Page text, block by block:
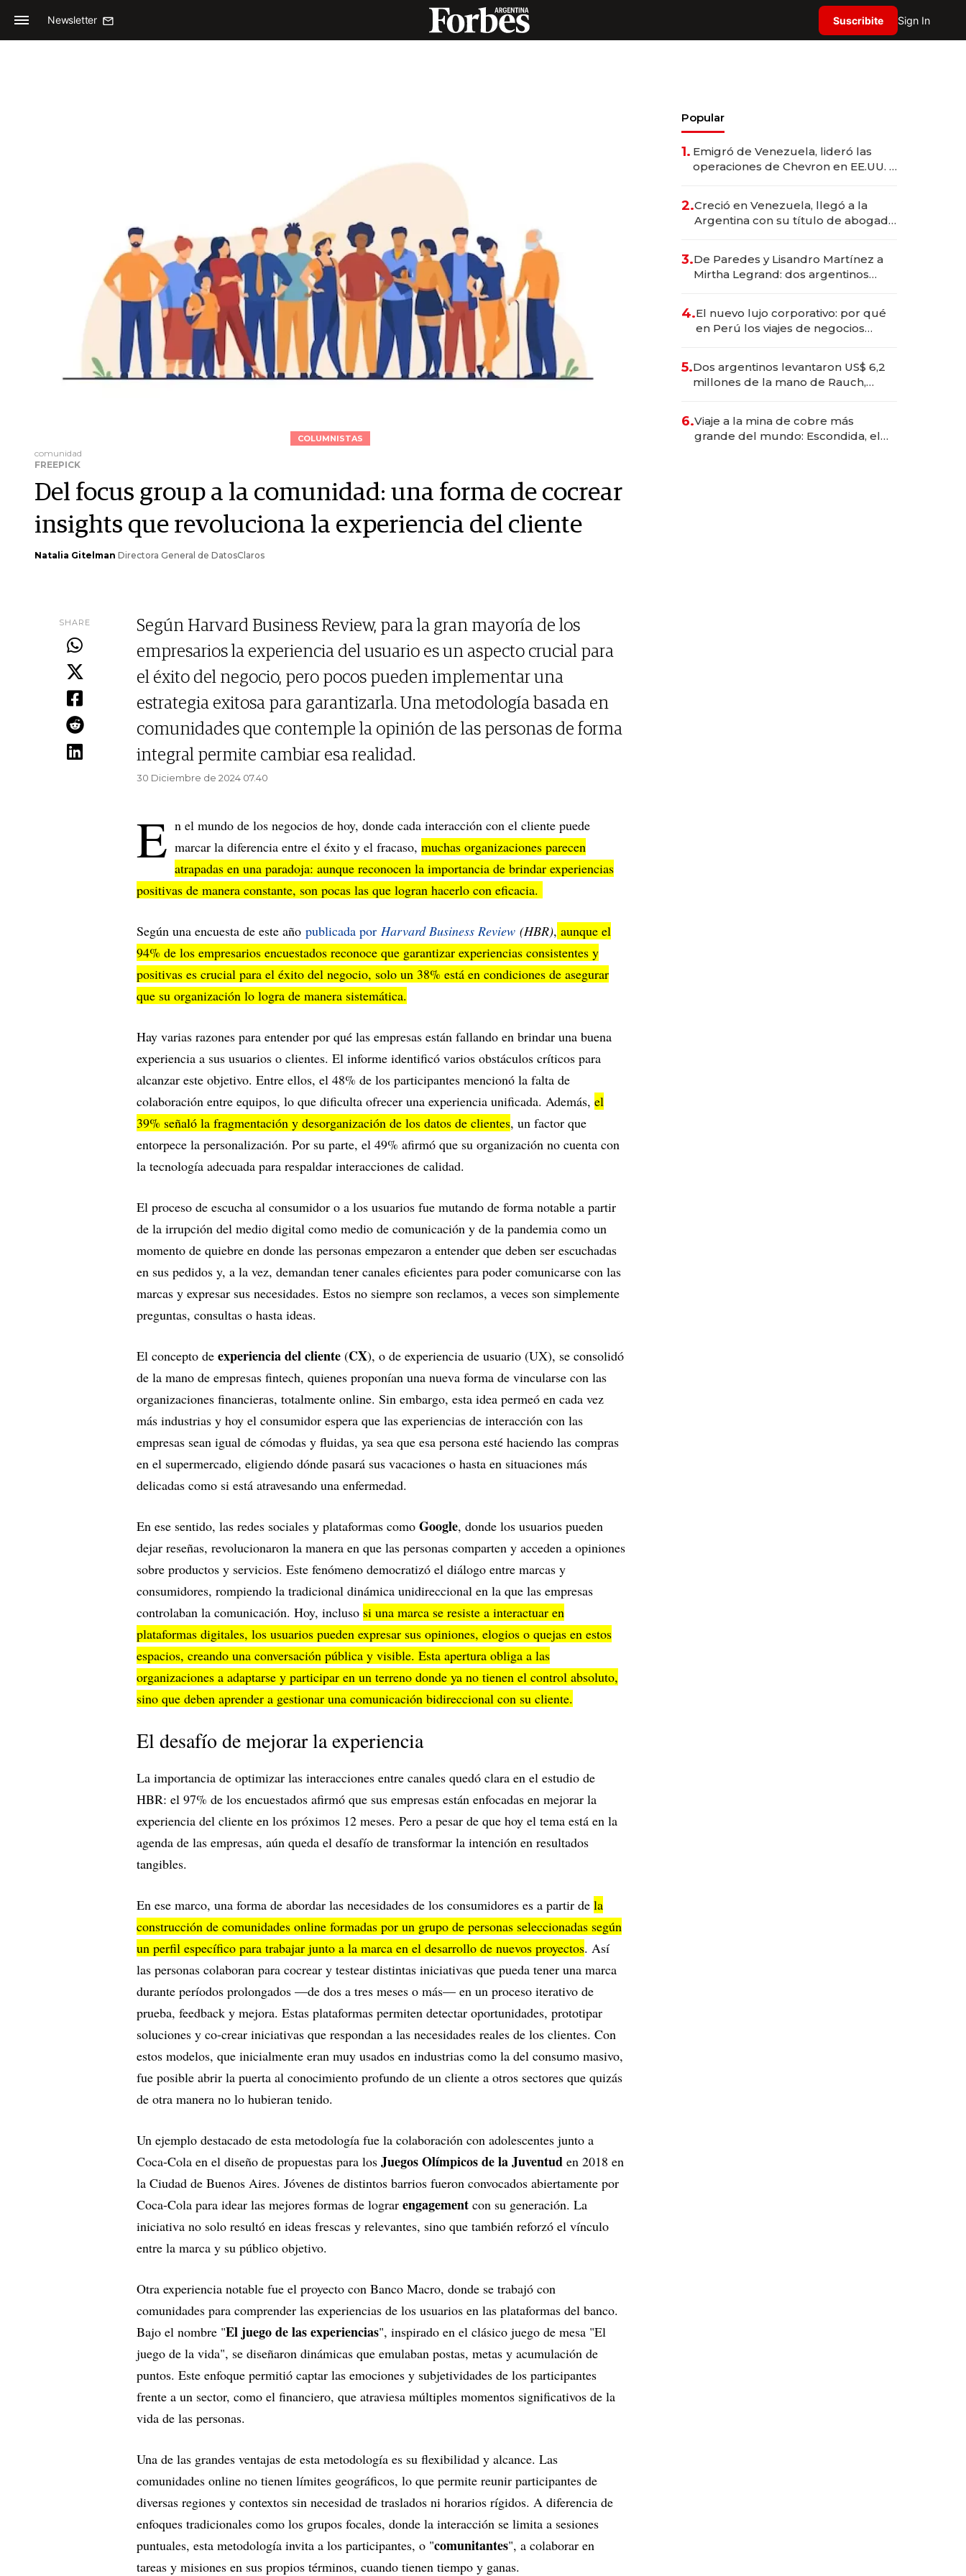
Newsletter Suscribite Sign In
COLUMNISTAS
comunidad
FREEPICK
Del focus group a la comunidad: una forma de cocrear
insights que revoluciona la experiencia del cliente
Natalia Gitelman Directora General de DatosClaros
SHARE
Según Harvard Business Review, para la gran mayoría de los
empresarios la experiencia del usuario es un aspecto crucial para
el éxito del negocio, pero pocos pueden implementar una
estrategia exitosa para garantizarla. Una metodología basada en
comunidades que contemple la opinión de las personas de forma
integral permite cambiar esa realidad.
30 Diciembre de 2024 07.40
E n el mundo de los negocios de hoy, donde cada interacción con el cliente puede
marcar la diferencia entre el éxito y el fracaso, muchas organizaciones parecen
atrapadas en una paradoja: aunque reconocen la importancia de brindar experiencias
positivas de manera constante, son pocas las que logran hacerlo con eficacia.
Según una encuesta de este año publicada por Harvard Business Review (HBR), aunque el
94% de los empresarios encuestados reconoce que garantizar experiencias consistentes y
positivas es crucial para el éxito del negocio, solo un 38% está en condiciones de asegurar
que su organización lo logra de manera sistemática.
Hay varias razones para entender por qué las empresas están fallando en brindar una buena
experiencia a sus usuarios o clientes. El informe identificó varios obstáculos críticos para
alcanzar este objetivo. Entre ellos, el 48% de los participantes mencionó la falta de
colaboración entre equipos, lo que dificulta ofrecer una experiencia unificada. Además, el
39% señaló la fragmentación y desorganización de los datos de clientes, un factor que
entorpece la personalización. Por su parte, el 49% afirmó que su organización no cuenta con
la tecnología adecuada para respaldar interacciones de calidad.
El proceso de escucha al consumidor o a los usuarios fue mutando de forma notable a partir
de la irrupción del medio digital como medio de comunicación y de la pandemia como un
momento de quiebre en donde las personas empezaron a entender que deben ser escuchadas
en sus pedidos y, a la vez, demandan tener canales eficientes para poder comunicarse con las
marcas y expresar sus necesidades. Estos no siempre son reclamos, a veces son simplemente
preguntas, consultas o hasta ideas.
El concepto de experiencia del cliente (CX), o de experiencia de usuario (UX), se consolidó
de la mano de empresas fintech, quienes proponían una nueva forma de vincularse con las
organizaciones financieras, totalmente online. Sin embargo, esta idea permeó en cada vez
más industrias y hoy el consumidor espera que las experiencias de interacción con las
empresas sean igual de cómodas y fluidas, ya sea que esa persona esté haciendo las compras
en el supermercado, eligiendo dónde pasará sus vacaciones o hasta en situaciones más
delicadas como si está atravesando una enfermedad.
En ese sentido, las redes sociales y plataformas como Google, donde los usuarios pueden
dejar reseñas, revolucionaron la manera en que las personas comparten y acceden a opiniones
sobre productos y servicios. Este fenómeno democratizó el diálogo entre marcas y
consumidores, rompiendo la tradicional dinámica unidireccional en la que las empresas
controlaban la comunicación. Hoy, incluso si una marca se resiste a interactuar en
plataformas digitales, los usuarios pueden expresar sus opiniones, elogios o quejas en estos
espacios, creando una conversación pública y visible. Esta apertura obliga a las
organizaciones a adaptarse y participar en un terreno donde ya no tienen el control absoluto,
sino que deben aprender a gestionar una comunicación bidireccional con su cliente.
El desafío de mejorar la experiencia
La importancia de optimizar las interacciones entre canales quedó clara en el estudio de
HBR: el 97% de los encuestados afirmó que sus empresas están enfocadas en mejorar la
experiencia del cliente en los próximos 12 meses. Pero a pesar de que hoy el tema está en la
agenda de las empresas, aún queda el desafío de transformar la intención en resultados
tangibles.
En ese marco, una forma de abordar las necesidades de los consumidores es a partir de la
construcción de comunidades online formadas por un grupo de personas seleccionadas según
un perfil específico para trabajar junto a la marca en el desarrollo de nuevos proyectos. Así
las personas colaboran para cocrear y testear distintas iniciativas que pueda tener una marca
durante períodos prolongados —de dos a tres meses o más— en un proceso iterativo de
prueba, feedback y mejora. Estas plataformas permiten detectar oportunidades, prototipar
soluciones y co-crear iniciativas que respondan a las necesidades reales de los clientes. Con
estos modelos, que inicialmente eran muy usados en industrias como la del consumo masivo,
fue posible abrir la puerta al conocimiento profundo de un cliente a otros sectores que quizás
de otra manera no lo hubieran tenido.
Un ejemplo destacado de esta metodología fue la colaboración con adolescentes junto a
Coca-Cola en el diseño de propuestas para los Juegos Olímpicos de la Juventud en 2018 en
la Ciudad de Buenos Aires. Jóvenes de distintos barrios fueron convocados abiertamente por
Coca-Cola para idear las mejores formas de lograr engagement con su generación. La
iniciativa no solo resultó en ideas frescas y relevantes, sino que también reforzó el vínculo
entre la marca y su público objetivo.
Otra experiencia notable fue el proyecto con Banco Macro, donde se trabajó con
comunidades para comprender las experiencias de los usuarios en las plataformas del banco.
Bajo el nombre "El juego de las experiencias", inspirado en el clásico juego de mesa "El
juego de la vida", se diseñaron dinámicas que emulaban postas, metas y acumulación de
puntos. Este enfoque permitió captar las emociones y subjetividades de los participantes
frente a un sector, como el financiero, que atraviesa múltiples momentos significativos de la
vida de las personas.
Una de las grandes ventajas de esta metodología es su flexibilidad y alcance. Las
comunidades online no tienen límites geográficos, lo que permite reunir participantes de
diversas regiones y contextos sin necesidad de traslados ni horarios rígidos. A diferencia de
enfoques tradicionales como los grupos focales, donde la interacción se limita a sesiones
puntuales, esta metodología invita a los participantes, o "comunitantes", a colaborar en
tareas y misiones en sus propios términos, cuando tienen tiempo y ganas.
Popular
1. Emigró de Venezuela, lideró las
operaciones de Chevron en EE.UU. y
2.Creció en Venezuela, llegó a la
Argentina con su título de abogado
marcas "fast premium"
3.De Paredes y Lisandro Martínez a
Mirtha Legrand: dos argentinos
4.El nuevo lujo corporativo: por qué
en Perú los viajes de negocios
transformadoras
5.Dos argentinos levantaron US$ 6,2
millones de la mano de Rauch,
6.Viaje a la mina de cobre más
grande del mundo: Escondida, el